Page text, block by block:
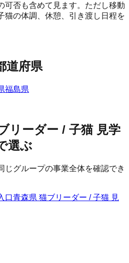
可否も含めて見ます。ただし移動
猫の体調、休憩、引き渡し日程を
道府県
福島県
リーダー / 子猫 見学
選ぶ
じグループの事業全体を確認でき
口青森県 猫ブリーダー / 子猫 見